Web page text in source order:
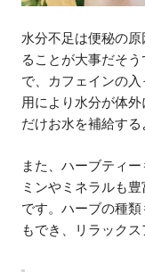
水分不足は便秘の
ることが大事だそ
で、カフェインの
用により水分が体
だけお水を補給する
また、ハーブティ
ミンやミネラルも
です。ハーブの種
もでき、リラック